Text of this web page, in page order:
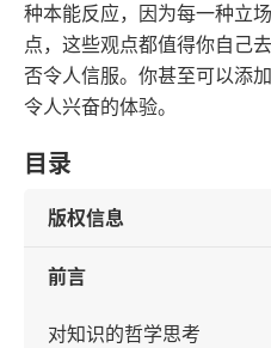
种本能反应，因为每一种立
点，这些观点都值得你自己
否令人信服。你甚至可以添
令人兴奋的体验。
目录
版权信息
前言
对知识的哲学思考